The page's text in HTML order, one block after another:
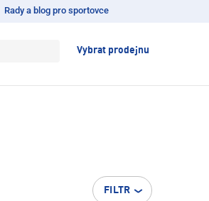
Rady a blog pro sportovce
Vybrat prodejnu
FILTR